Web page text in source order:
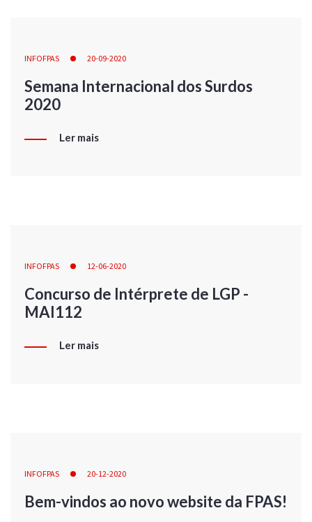
INFOFPAS 20-09-2020
Semana Internacional dos Surdos
2020
Ler mais
INFOFPAS 12-06-2020
Concurso de Intérprete de LGP -
MAI112
Ler mais
INFOFPAS 20-12-2020
Bem-vindos ao novo website da FPAS!